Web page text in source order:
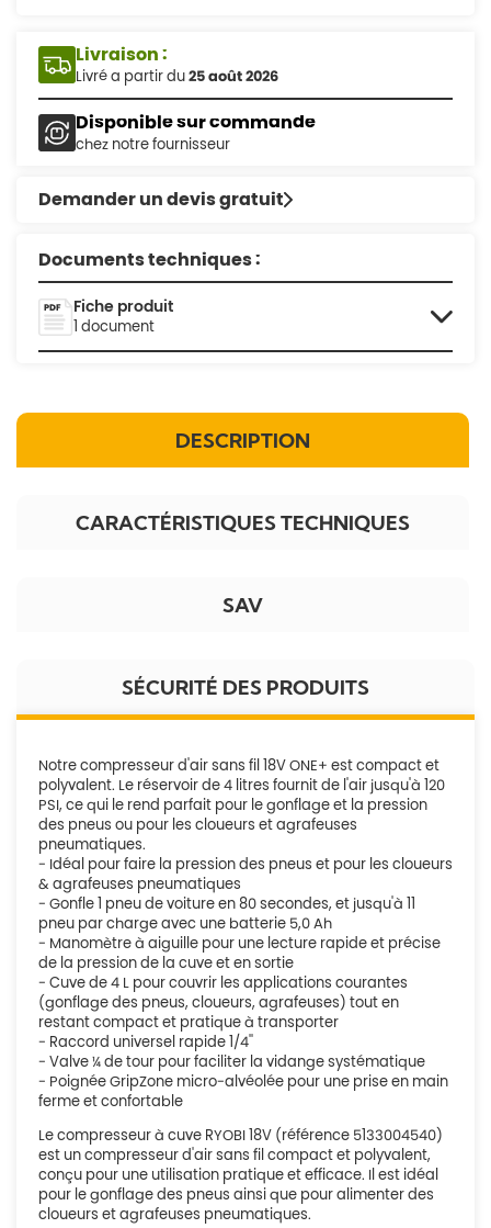
Livraison :
Livré a partir du25 août 2026
Disponible sur commande
chez notre fournisseur
Demander un devis gratuit
Documents techniques :
Fiche produit
1 document
DESCRIPTION
CARACTÉRISTIQUES TECHNIQUES
SAV
SÉCURITÉ DES PRODUITS
Notre compresseur d'air sans fil 18V ONE+ est compact et
polyvalent. Le réservoir de 4 litres fournit de l'air jusqu'à 120
PSI, ce qui le rend parfait pour le gonflage et la pression
des pneus ou pour les cloueurs et agrafeuses
pneumatiques.
- Idéal pour faire la pression des pneus et pour les cloueurs
& agrafeuses pneumatiques
- Gonfle 1 pneu de voiture en 80 secondes, et jusqu'à 11
pneu par charge avec une batterie 5,0 Ah
- Manomètre à aiguille pour une lecture rapide et précise
de la pression de la cuve et en sortie
- Cuve de 4 L pour couvrir les applications courantes
(gonflage des pneus, cloueurs, agrafeuses) tout en
restant compact et pratique à transporter
- Raccord universel rapide 1/4''
- Valve ¼ de tour pour faciliter la vidange systématique
- Poignée GripZone micro-alvéolée pour une prise en main
ferme et confortable
Le compresseur à cuve RYOBI 18V (référence 5133004540)
est un compresseur d'air sans fil compact et polyvalent,
conçu pour une utilisation pratique et efficace. Il est idéal
pour le gonflage des pneus ainsi que pour alimenter des
cloueurs et agrafeuses pneumatiques.